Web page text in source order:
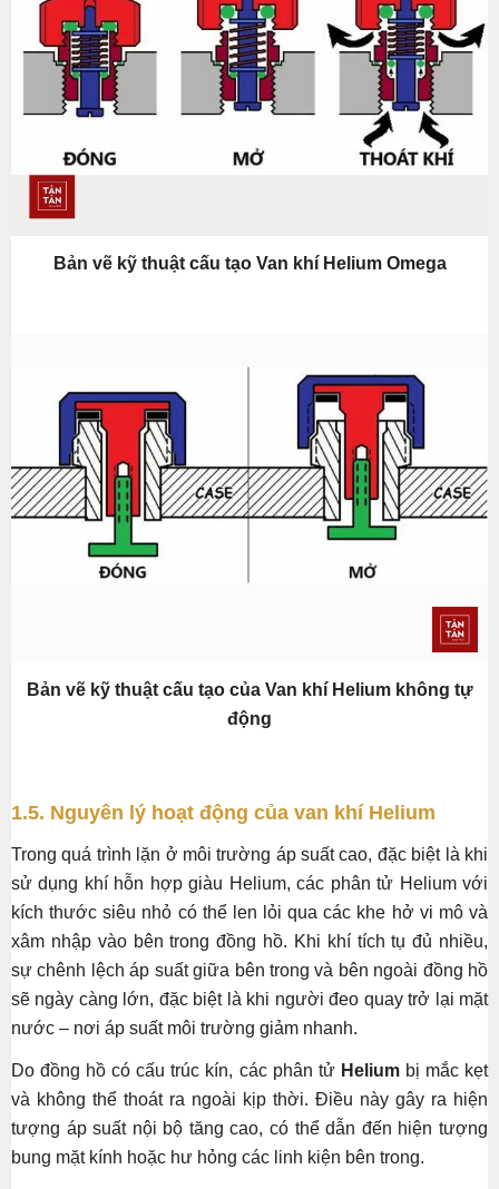
Bản vẽ kỹ thuật cấu tạo Van khí Helium Omega
Bản vẽ kỹ thuật cấu tạo của Van khí Helium không tự
động
1.5. Nguyên lý hoạt động của van khí Helium
Trong quá trình lặn ở môi trường áp suất cao, đặc biệt là khi
sử dụng khí hỗn hợp giàu Helium, các phân tử Helium với
kích thước siêu nhỏ có thể len lỏi qua các khe hở vi mô và
xâm nhập vào bên trong đồng hồ. Khi khí tích tụ đủ nhiều,
sự chênh lệch áp suất giữa bên trong và bên ngoài đồng hồ
sẽ ngày càng lớn, đặc biệt là khi người đeo quay trở lại mặt
nước – nơi áp suất môi trường giảm nhanh.
Do đồng hồ có cấu trúc kín, các phân tử Heliumbị mắc kẹt
và không thể thoát ra ngoài kịp thời. Điều này gây ra hiện
tượng áp suất nội bộ tăng cao, có thể dẫn đến hiện tượng
bung mặt kính hoặc hư hỏng các linh kiện bên trong.